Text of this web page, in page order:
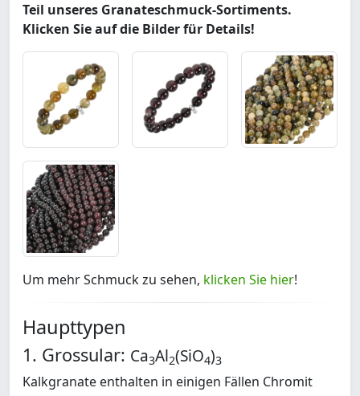
Teil unseres Granateschmuck-Sortiments.
Klicken Sie auf die Bilder für Details!
Um mehr Schmuck zu sehen, klicken Sie hier!
Haupttypen
1. Grossular: Ca3Al2(SiO4)3
Kalkgranate enthalten in einigen Fällen Chromit